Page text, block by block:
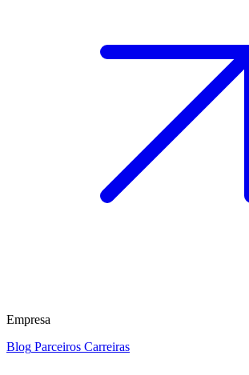
Empresa
Blog Parceiros Carreiras